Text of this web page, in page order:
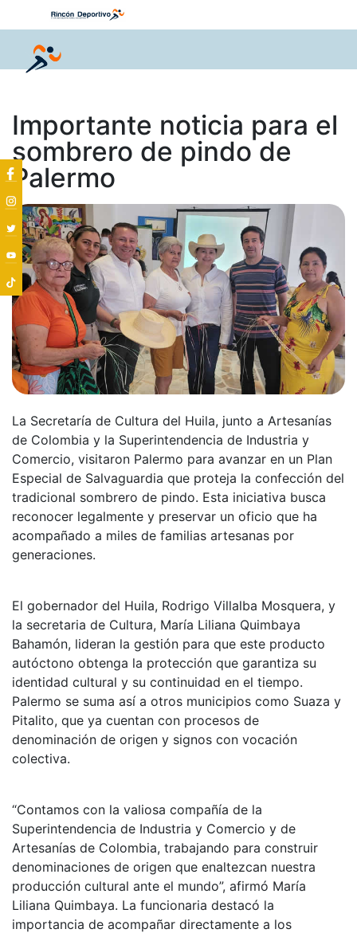
Importante noticia para el
sombrero de pindo de
Palermo
La Secretaría de Cultura del Huila, junto a Artesanías
de Colombia y la Superintendencia de Industria y
Comercio, visitaron Palermo para avanzar en un Plan
Especial de Salvaguardia que proteja la confección del
tradicional sombrero de pindo. Esta iniciativa busca
reconocer legalmente y preservar un oficio que ha
acompañado a miles de familias artesanas por
generaciones.
El gobernador del Huila, Rodrigo Villalba Mosquera, y
la secretaria de Cultura, María Liliana Quimbaya
Bahamón, lideran la gestión para que este producto
autóctono obtenga la protección que garantiza su
identidad cultural y su continuidad en el tiempo.
Palermo se suma así a otros municipios como Suaza y
Pitalito, que ya cuentan con procesos de
denominación de origen y signos con vocación
colectiva.
“Contamos con la valiosa compañía de la
Superintendencia de Industria y Comercio y de
Artesanías de Colombia, trabajando para construir
denominaciones de origen que enaltezcan nuestra
producción cultural ante el mundo”, afirmó María
Liliana Quimbaya. La funcionaria destacó la
importancia de acompañar directamente a los